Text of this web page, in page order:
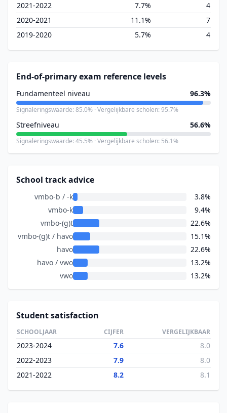
2021-2022
7.7%
4
2020-2021
11.1%
7
2019-2020
5.7% 4
End-of-primary exam reference levels
Fundamenteel niveau 96.3%
Signaleringswaarde: 85.0% · Vergelijkbare scholen: 95.7%
Streefniveau 56.6%
Signaleringswaarde: 45.5% · Vergelijkbare scholen: 56.1%
School track advice
vmbo-b / -k
3.8%
vmbo-k
9.4%
vmbo-(g)t
22.6%
vmbo-(g)t / havo
15.1%
havo
22.6%
havo / vwo
13.2%
vwo
13.2%
Student satisfaction
SCHOOLJAAR CIJFER VERGELIJKBAAR
2023-2024 7.6
8.0
2022-2023
7.9
8.0
2021-2022
8.2 8.1